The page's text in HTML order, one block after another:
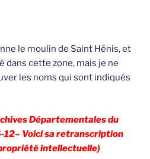
le moulin de Saint Hénis, et
dans cette zone, mais je ne
les noms qui sont indiqués
Départementales du
Voici sa retranscription
intellectuelle)